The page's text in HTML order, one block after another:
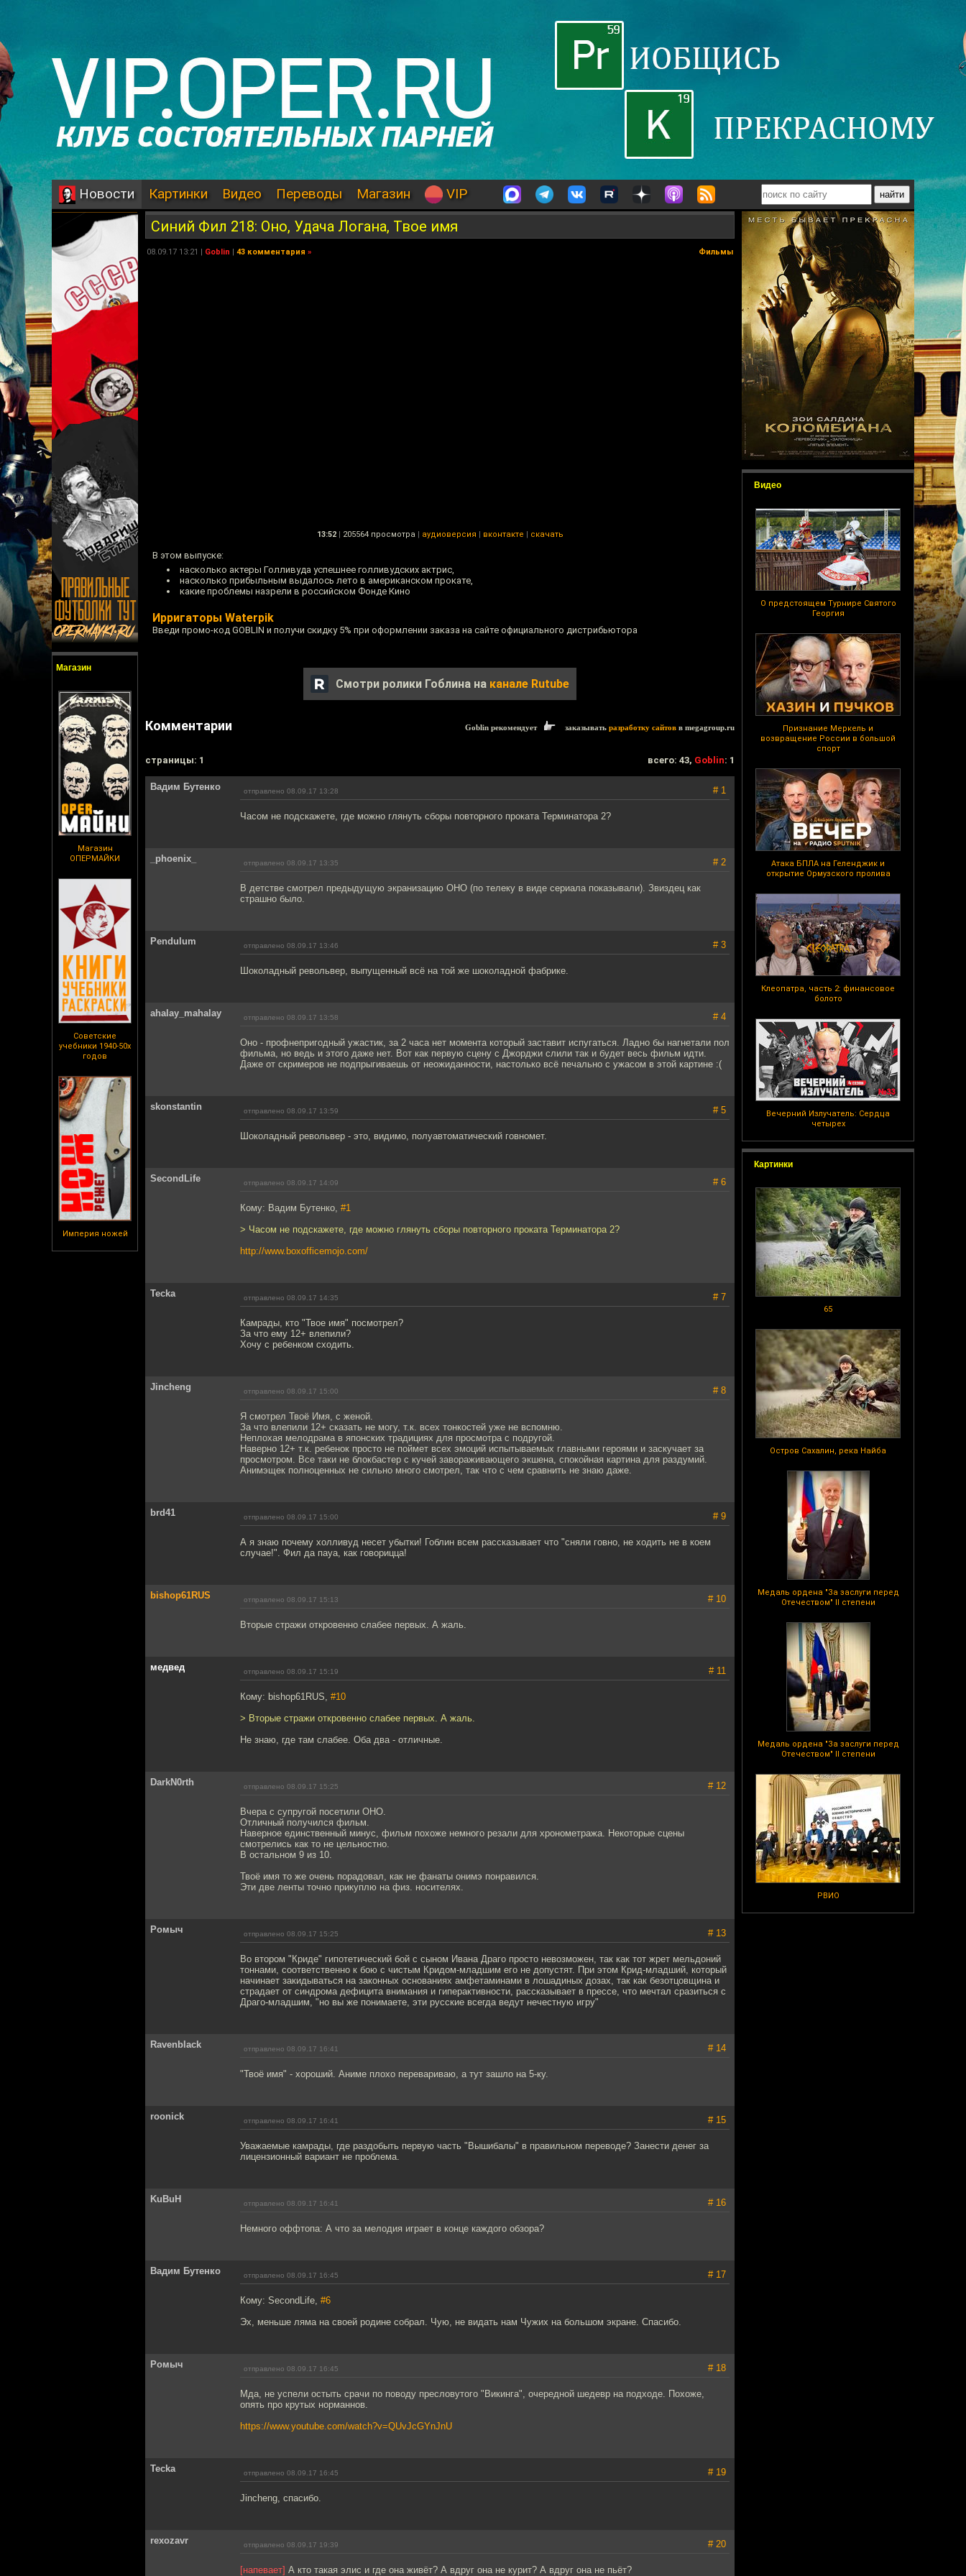
Новости Картинки Видео Переводы Магазин VIP
Магазин
Магазин
ОПЕРМАЙКИ
Советские
учебники 1940-50х
годов
Империя ножей
Видео
О предстоящем Турнире Святого
Георгия
Признание Меркель и
возвращение России в большой
спорт
Атака БПЛА на Геленджик и
открытие Ормузского пролива
Клеопатра, часть 2: финансовое
болото
Вечерний Излучатель: Сердца
четырех
Картинки
65
Остров Сахалин, река Найба
Медаль ордена "За заслуги перед
Отечеством" II степени
Медаль ордена "За заслуги перед
Отечеством" II степени
РВИО
Синий Фил 218: Оно, Удача Логана, Твое имя
08.09.17 13:21 | Goblin | 43 комментария » Фильмы
13:52 | 205564 просмотра | аудиоверсия | вконтакте | скачать
В этом выпуске:
насколько актеры Голливуда успешнее голливудских актрис,
насколько прибыльным выдалось лето в американском прокате,
какие проблемы назрели в российском Фонде Кино
Ирригаторы Waterpik
Введи промо-код GOBLIN и получи скидку 5% при оформлении заказа на сайте официального дистрибьютора
Смотри ролики Гоблина на канале Rutube
Комментарии Goblin рекомендует заказывать разработку сайтов в megagroup.ru
cтраницы: 1 всего: 43, Goblin: 1
Вадим Бутенко отправлено 08.09.17 13:28 # 1
Часом не подскажете, где можно глянуть сборы повторного проката Терминатора 2?
_phoenix_ отправлено 08.09.17 13:35 # 2
В детстве смотрел предыдущую экранизацию ОНО (по телеку в виде сериала показывали). Звиздец как
страшно было.
Pendulum отправлено 08.09.17 13:46 # 3
Шоколадный револьвер, выпущенный всё на той же шоколадной фабрике.
ahalay_mahalay отправлено 08.09.17 13:58 # 4
Оно - профнепригодный ужастик, за 2 часа нет момента который заставит испугаться. Ладно бы нагнетали пол
фильма, но ведь и этого даже нет. Вот как первую сцену с Джорджи слили так и будет весь фильм идти.
Даже от скримеров не подпрыгиваешь от неожиданности, настолько всё печально с ужасом в этой картине :(
skonstantin отправлено 08.09.17 13:59 # 5
Шоколадный револьвер - это, видимо, полуавтоматический говномет.
SecondLife отправлено 08.09.17 14:09 # 6
Кому: Вадим Бутенко, #1
> Часом не подскажете, где можно глянуть сборы повторного проката Терминатора 2?
http://www.boxofficemojo.com/
Tecka отправлено 08.09.17 14:35 # 7
Камрады, кто "Твое имя" посмотрел?
За что ему 12+ влепили?
Хочу с ребенком сходить.
Jincheng отправлено 08.09.17 15:00 # 8
Я смотрел Твоё Имя, с женой.
За что влепили 12+ сказать не могу, т.к. всех тонкостей уже не вспомню.
Неплохая мелодрама в японских традициях для просмотра с подругой.
Наверно 12+ т.к. ребенок просто не поймет всех эмоций испытываемых главными героями и заскучает за
просмотром. Все таки не блокбастер с кучей завораживающего экшена, спокойная картина для раздумий.
Анимэщек полноценных не сильно много смотрел, так что с чем сравнить не знаю даже.
brd41 отправлено 08.09.17 15:00 # 9
А я знаю почему холливуд несет убытки! Гоблин всем рассказывает что "сняли говно, не ходить не в коем
случае!". Фил да пауа, как говорицца!
bishop61RUS отправлено 08.09.17 15:13 # 10
Вторые стражи откровенно слабее первых. А жаль.
медвед отправлено 08.09.17 15:19 # 11
Кому: bishop61RUS, #10
> Вторые стражи откровенно слабее первых. А жаль.
Не знаю, где там слабее. Оба два - отличные.
DarkN0rth отправлено 08.09.17 15:25 # 12
Вчера с супругой посетили ОНО.
Отличный получился фильм.
Наверное единственный минус, фильм похоже немного резали для хронометража. Некоторые сцены
смотрелись как то не цельностно.
В остальном 9 из 10.
Твоё имя то же очень порадовал, как не фанаты онимэ понравился.
Эти две ленты точно прикуплю на физ. носителях.
Ромыч отправлено 08.09.17 15:25 # 13
Во втором "Криде" гипотетический бой с сыном Ивана Драго просто невозможен, так как тот жрет мельдоний
тоннами, соответственно к бою с чистым Кридом-младшим его не допустят. При этом Крид-младший, который
начинает закидываться на законных основаниях амфетаминами в лошадиных дозах, так как безотцовщина и
страдает от синдрома дефицита внимания и гиперактивности, рассказывает в прессе, что мечтал сразиться с
Драго-младшим, "но вы же понимаете, эти русские всегда ведут нечестную игру"
Ravenblack отправлено 08.09.17 16:41 # 14
"Твоё имя" - хороший. Аниме плохо перевариваю, а тут зашло на 5-ку.
roonick отправлено 08.09.17 16:41 # 15
Уважаемые камрады, где раздобыть первую часть "Вышибалы" в правильном переводе? Занести денег за
лицензионный вариант не проблема.
KuBuH отправлено 08.09.17 16:41 # 16
Немного оффтопа: А что за мелодия играет в конце каждого обзора?
Вадим Бутенко отправлено 08.09.17 16:45 # 17
Кому: SecondLife, #6
Эх, меньше ляма на своей родине собрал. Чую, не видать нам Чужих на большом экране. Спасибо.
Ромыч отправлено 08.09.17 16:45 # 18
Мда, не успели остыть срачи по поводу пресловутого "Викинга", очередной шедевр на подходе. Похоже,
опять про крутых норманнов.
https://www.youtube.com/watch?v=QUvJcGYnJnU
Tecka отправлено 08.09.17 16:45 # 19
Jincheng, спасибо.
rexozavr отправлено 08.09.17 19:39 # 20
[напевает] А кто такая элис и где она живёт? А вдруг она не курит? А вдруг она не пьёт?